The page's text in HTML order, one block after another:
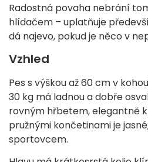
Radostná povaha nebrání
hlídačem – uplatňuje
dá najevo, pokud je něco v
Vzhled
Pes s výškou až 60 cm v
30 kg má ladnou a dobře
rovným hřbetem, elegantně
pružnými končetinami je
sportovcem.